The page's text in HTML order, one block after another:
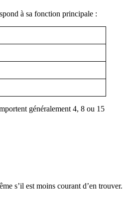
à sa fonction principale :
généralement 4, 8 ou 15
s’il est moins courant d’en trouver.